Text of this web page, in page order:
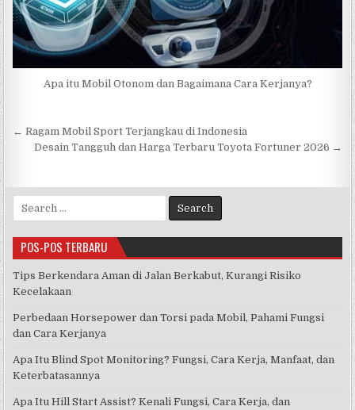
Apa itu Mobil Otonom dan Bagaimana Cara Kerjanya?
Navigasi
pos
← Ragam Mobil Sport Terjangkau di Indonesia
Desain Tangguh dan Harga Terbaru Toyota Fortuner 2026 →
for:
POS-POS TERBARU
Tips Berkendara Aman di Jalan Berkabut, Kurangi Risiko
Kecelakaan
Perbedaan Horsepower dan Torsi pada Mobil, Pahami Fungsi
dan Cara Kerjanya
Apa Itu Blind Spot Monitoring? Fungsi, Cara Kerja, Manfaat, dan
Keterbatasannya
Apa Itu Hill Start Assist? Kenali Fungsi, Cara Kerja, dan